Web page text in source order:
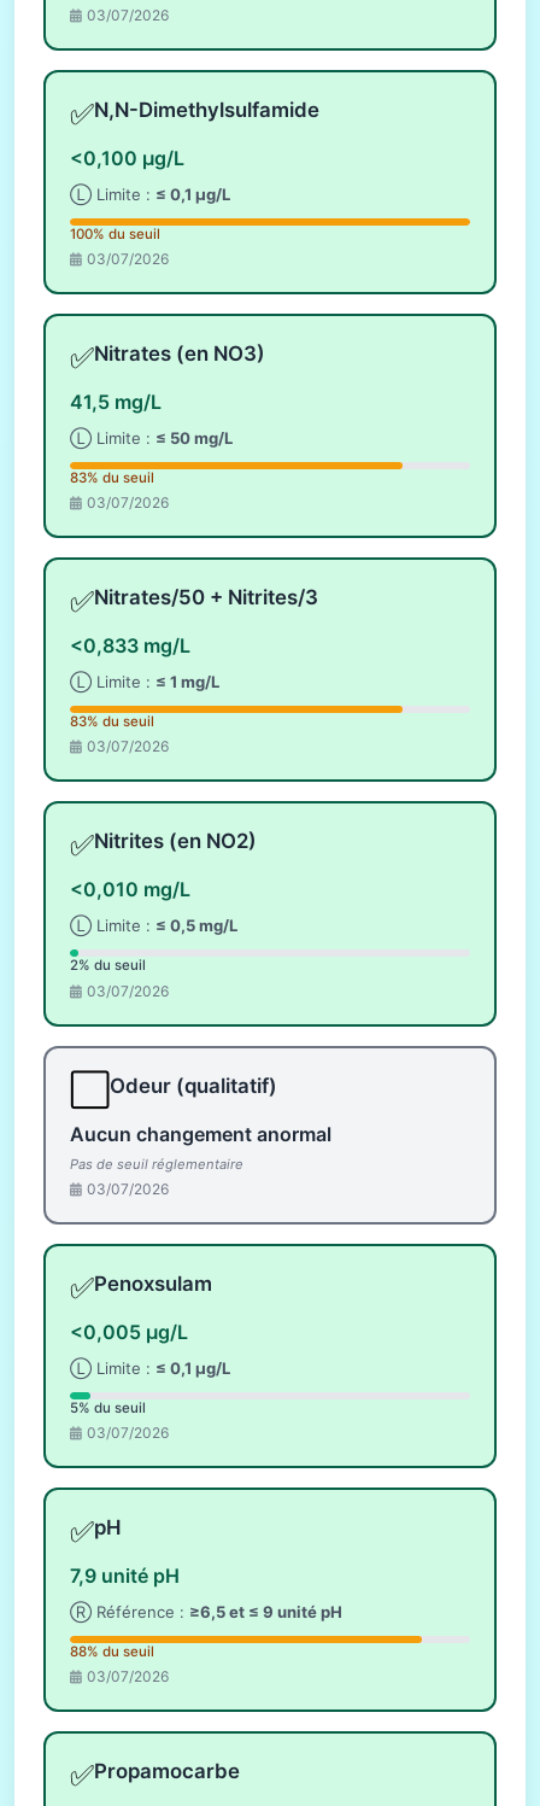
03/07/2026
✅N,N-Dimethylsulfamide
<0,100 µg/L
Ⓛ Limite : ≤ 0,1 µg/L
100% du seuil
03/07/2026
✅Nitrates (en NO3)
41,5 mg/L
Ⓛ Limite : ≤ 50 mg/L
83% du seuil
03/07/2026
✅Nitrates/50 + Nitrites/3
<0,833 mg/L
Ⓛ Limite : ≤ 1 mg/L
83% du seuil
03/07/2026
✅Nitrites (en NO2)
<0,010 mg/L
Ⓛ Limite : ≤ 0,5 mg/L
2% du seuil
03/07/2026
Odeur (qualitatif)
Aucun changement anormal
Pas de seuil réglementaire
03/07/2026
✅Penoxsulam
<0,005 µg/L
Ⓛ Limite : ≤ 0,1 µg/L
5% du seuil
03/07/2026
✅pH
7,9 unité pH
Ⓡ Référence : ≥6,5 et ≤ 9 unité pH
88% du seuil
03/07/2026
✅Propamocarbe